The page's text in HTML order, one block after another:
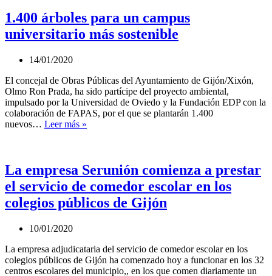
de
trabajo
2020-
en
Área
de
Turismo
1.400 árboles para un campus
universitario más sostenible
14/01/2020
El concejal de Obras Públicas del Ayuntamiento de Gijón/Xixón,
Olmo Ron Prada, ha sido partícipe del proyecto ambiental,
impulsado por la Universidad de Oviedo y la Fundación EDP con la
colaboración de FAPAS, por el que se plantarán 1.400
nuevos… Leer más »
campus
universitario
más
sostenible
La empresa Serunión comienza a prestar
el servicio de comedor escolar en los
colegios públicos de Gijón
10/01/2020
La empresa adjudicataria del servicio de comedor escolar en los
colegios públicos de Gijón ha comenzado hoy a funcionar en los 32
centros escolares del municipio,, en los que comen diariamente un